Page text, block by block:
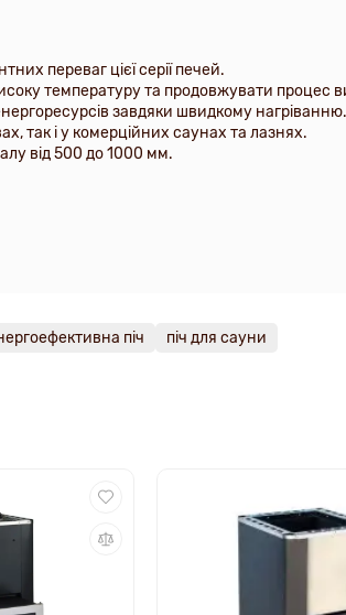
переваг цієї серії печей.
температуру та продовжувати процес
завдяки швидкому нагріванню.
так і у комерційних саунах та лазнях.
від 500 до 1000 мм.
піч піч для сауни